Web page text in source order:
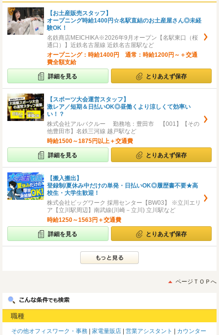
【お土産販売スタッフ】
オープニング時給1400円☆名駅直結のお土産屋さん◎未経
験OK！
名鉄商店MEICHIKA※2026年9月オープン【名駅東口（桜
通口）】近鉄名古屋線 近鉄名古屋駅など
オープニング：時給1400円 通常：時給1200円～＋交通
費全額支給
詳細を見る とりあえず保存
【スポーツ大会運営スタッフ】
激レア／短期＆日払いOK◎昼働くより涼しくて効率い
い！？
株式会社アルバクルー 勤務地：豊田市 【001】【その
他豊田市】名鉄三河線 越戸駅など
時給1500～1875円以上＋交通費
詳細を見る とりあえず保存
【搬入搬出】
登録制/夏休み中だけの単発・日払いOK◎履歴書不要★高
校生・大学生歓迎！
株式会社ビッグワーク 採用センター【BW03】 ※立川エリ
ア【立川駅周辺】南武線(川崎－立川) 立川駅など
時給1250～1563円＋交通費
詳細を見る とりあえず保存
ページＴＯＰへ
職種
その他オフィスワーク・事務 家電量販店 営業アシスタント
カウンター